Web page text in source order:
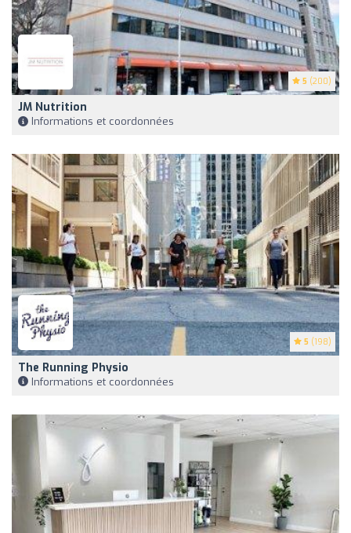
5 (200)
JM Nutrition
Informations et coordonnées
5 (198)
The Running Physio
Informations et coordonnées